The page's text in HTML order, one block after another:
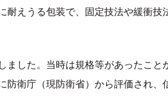
耐えうる包装で、固定技法や緩衝技
ました。当時は規格等があったこと
衛庁（現防衛省）から評価され、